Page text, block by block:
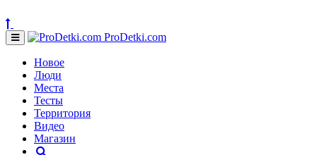
ProDetki.com
Новое
Люди
Места
Тесты
Территория
Видео
Магазин